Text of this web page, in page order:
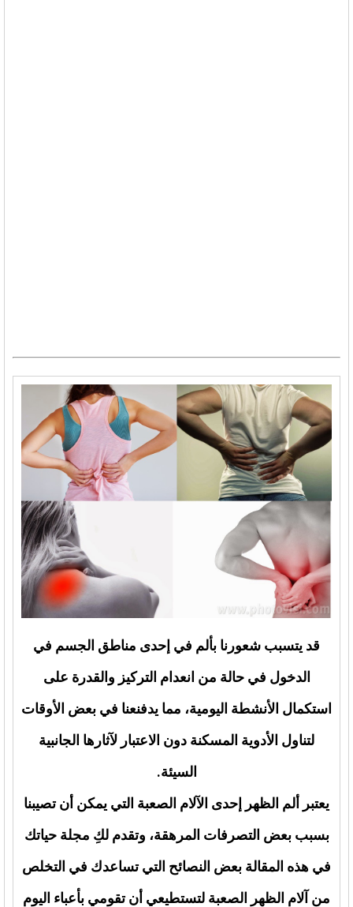
قد يتسبب شعورنا بألم في إحدى مناطق الجسم في
الدخول في حالة من انعدام التركيز والقدرة على
استكمال الأنشطة اليومية، مما يدفنعنا في بعض الأوقات
لتناول الأدوية المسكنة دون الاعتبار لآثارها الجانبية
السيئة.
يعتبر ألم الظهر إحدى الآلام الصعبة التي يمكن أن تصيبنا
بسبب بعض التصرفات المرهقة، وتقدم لكِ مجلة حياتك
في هذه المقالة بعض النصائح التي تساعدك في التخلص
من آلام الظهر الصعبة لتستطيعي أن تقومي بأعباء اليوم